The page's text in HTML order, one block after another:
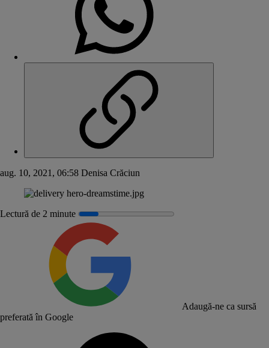
aug. 10, 2021, 06:58 Denisa Crăciun
Lectură de 2 minute
Adaugă-ne ca sursă
preferată în Google